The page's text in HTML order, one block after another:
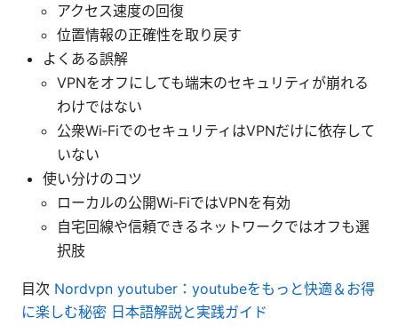
アクセス速度の回復
位置情報の正確性を取り戻す
よくある誤解
VPNをオフにしても端末のセキュリティが崩れる
わけではない
公衆Wi‑FiでのセキュリティはVPNだけに依存して
いない
使い分けのコツ
ローカルの公開Wi‑FiではVPNを有効
自宅回線や信頼できるネットワークではオフも選
択肢
目次 Nordvpn youtuber：youtubeをもっと快適＆お得
に楽しむ秘密 日本語解説と実践ガイド